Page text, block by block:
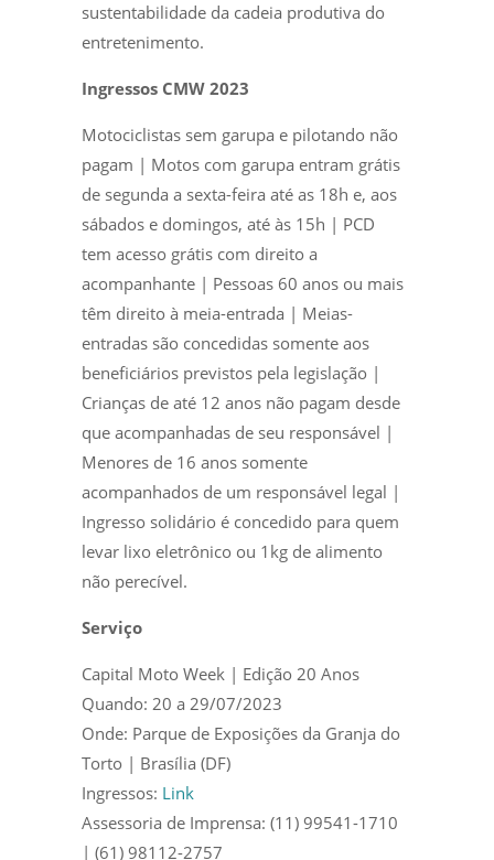
sustentabilidade da cadeia produtiva do
entretenimento.
Ingressos CMW 2023
Motociclistas sem garupa e pilotando não
pagam | Motos com garupa entram grátis
de segunda a sexta-feira até as 18h e, aos
sábados e domingos, até às 15h | PCD
tem acesso grátis com direito a
acompanhante | Pessoas 60 anos ou mais
têm direito à meia-entrada | Meias-
entradas são concedidas somente aos
beneficiários previstos pela legislação |
Crianças de até 12 anos não pagam desde
que acompanhadas de seu responsável |
Menores de 16 anos somente
acompanhados de um responsável legal |
Ingresso solidário é concedido para quem
levar lixo eletrônico ou 1kg de alimento
não perecível.
Serviço
Capital Moto Week | Edição 20 Anos
Quando: 20 a 29/07/2023
Onde: Parque de Exposições da Granja do
Torto | Brasília (DF)
Ingressos: Link
Assessoria de Imprensa: (11) 99541-1710
| (61) 98112-2757